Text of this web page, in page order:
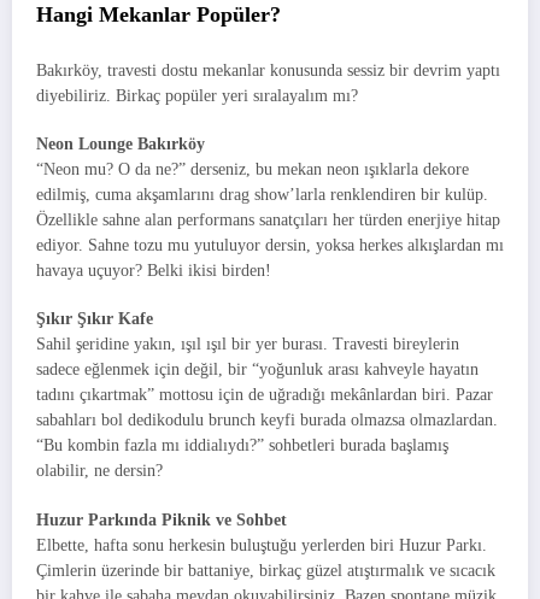
Hangi Mekanlar Popüler?
Bakırköy, travesti dostu mekanlar konusunda sessiz bir devrim yaptı
diyebiliriz. Birkaç popüler yeri sıralayalım mı?
Neon Lounge Bakırköy
“Neon mu? O da ne?” derseniz, bu mekan neon ışıklarla dekore
edilmiş, cuma akşamlarını drag show’larla renklendiren bir kulüp.
Özellikle sahne alan performans sanatçıları her türden enerjiye hitap
ediyor. Sahne tozu mu yutuluyor dersin, yoksa herkes alkışlardan mı
havaya uçuyor? Belki ikisi birden!
Şıkır Şıkır Kafe
Sahil şeridine yakın, ışıl ışıl bir yer burası. Travesti bireylerin
sadece eğlenmek için değil, bir “yoğunluk arası kahveyle hayatın
tadını çıkartmak” mottosu için de uğradığı mekânlardan biri. Pazar
sabahları bol dedikodulu brunch keyfi burada olmazsa olmazlardan.
“Bu kombin fazla mı iddialıydı?” sohbetleri burada başlamış
olabilir, ne dersin?
Huzur Parkında Piknik ve Sohbet
Elbette, hafta sonu herkesin buluştuğu yerlerden biri Huzur Parkı.
Çimlerin üzerinde bir battaniye, birkaç güzel atıştırmalık ve sıcacık